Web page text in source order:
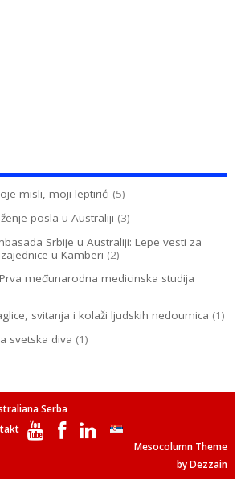
misli, moji leptirići (5)
posla u Australiji (3)
Srbije u Australiji: Lepe vesti za
u Kamberi (2)
međunarodna medicinska studija
svitanja i kolaži ljudskih nedoumica (1)
svetska diva (1)
Serba
Mesocolumn Theme
by Dezzain